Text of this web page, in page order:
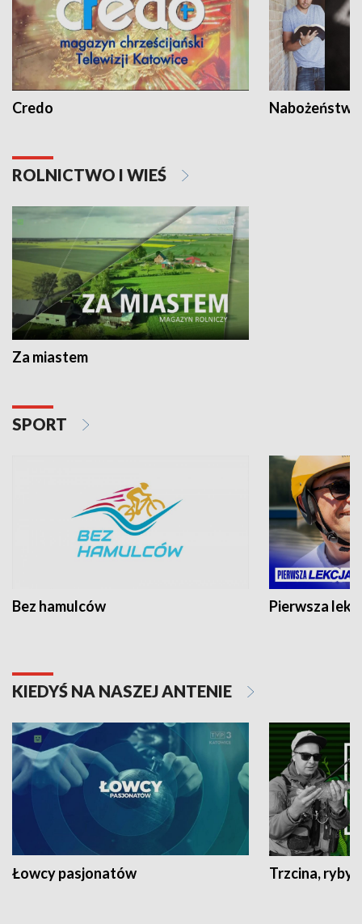
Credo
ROLNICTWO I WIEŚ
Za miastem
SPORT
Bez hamulców Pierwsza
KIEDYŚ NA NASZEJ ANTENIE
Łowcy pasjonatów Trzcina, ryby